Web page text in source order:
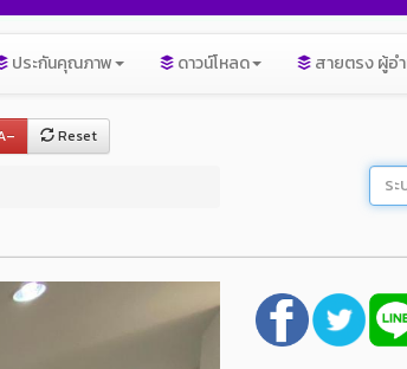
ประกันคุณภาพ ดาวน์โหลด สายตรง ผู้อ
Reset